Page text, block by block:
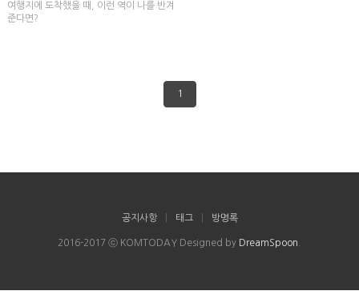
여행지에 도착했을 때, 이런 역이 나를 반겨
준다면?
1
공지사항 태그 방명록
2016-2017 ⓒ KOMTODAY Designed by DreamSpoon